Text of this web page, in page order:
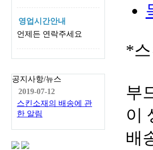
영업시간안내
언제든 연락주세요
공지사항/뉴스
2019-07-12
스킨소재의 배송에 관
한 알림
*
부
이
배